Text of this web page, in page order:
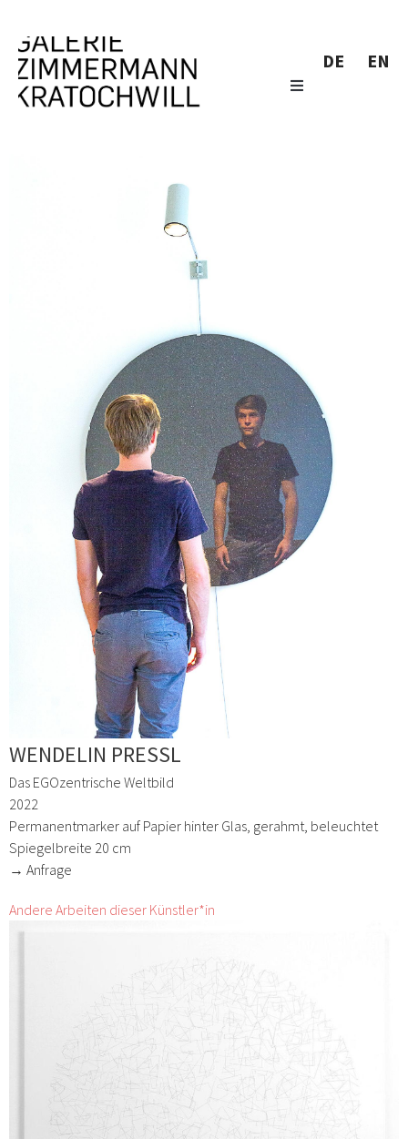
DE EN
WENDELIN PRESSL
Das EGOzentrische Weltbild
2022
Permanentmarker auf Papier hinter Glas, gerahmt, beleuchtet
Spiegelbreite 20 cm
→ Anfrage
Andere Arbeiten dieser Künstler*in